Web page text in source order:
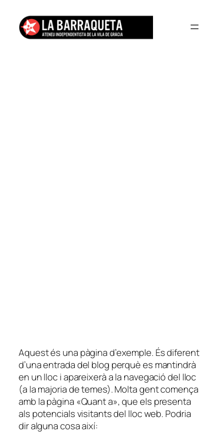
contingut
Aquest és una pàgina d’exemple. És diferent
d’una entrada del blog perquè es mantindrà
en un lloc i apareixerà a la navegació del lloc
(a la majoria de temes). Molta gent comença
amb la pàgina «Quant a», que els presenta
als potencials visitants del lloc web. Podria
dir alguna cosa així: